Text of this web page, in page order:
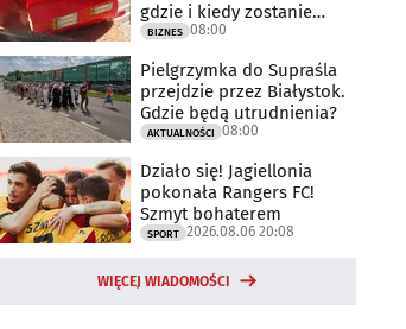
gdzie i kiedy zostanie
otwarty
BIZNES 08:00
Pielgrzymka do Supraśla
przejdzie przez Białystok.
Gdzie będą utrudnienia?
AKTUALNOŚCI 08:00
Działo się! Jagiellonia
pokonała Rangers FC!
Szmyt bohaterem
SPORT 2026.08.06 20:08
WIĘCEJ WIADOMOŚCI